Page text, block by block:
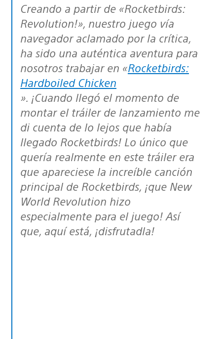
Creando a partir de «Rocketbirds:
Revolution!», nuestro juego vía
navegador aclamado por la crítica,
ha sido una auténtica aventura para
nosotros trabajar en «Rocketbirds:
Hardboiled Chicken
». ¡Cuando llegó el momento de
montar el tráiler de lanzamiento me
di cuenta de lo lejos que había
llegado Rocketbirds! Lo único que
quería realmente en este tráiler era
que apareciese la increíble canción
principal de Rocketbirds, ¡que New
World Revolution hizo
especialmente para el juego! Así
que, aquí está, ¡disfrutadla!